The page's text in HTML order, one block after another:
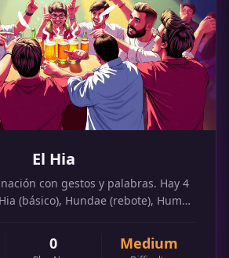
El Hia
con gestos y palabras. Hay 4
(básico), Hundae (rebote), Hum
0 Medium